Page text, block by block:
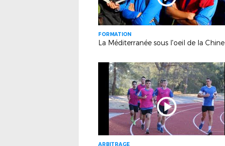
FORMATION
La Méditerranée sous l'oeil de la Chine
ARBITRAGE